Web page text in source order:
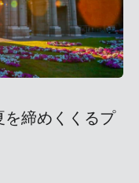
締めくくるプ